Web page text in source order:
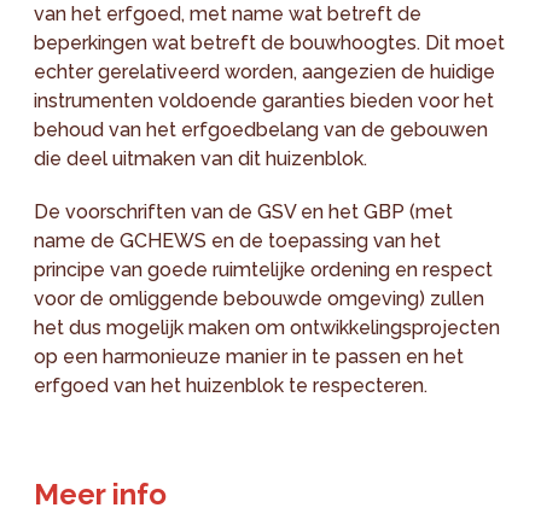
van het erfgoed, met name wat betreft de
beperkingen wat betreft de bouwhoogtes. Dit moet
echter gerelativeerd worden, aangezien de huidige
instrumenten voldoende garanties bieden voor het
behoud van het erfgoedbelang van de gebouwen
die deel uitmaken van dit huizenblok.
De voorschriften van de GSV en het GBP (met
name de GCHEWS en de toepassing van het
principe van goede ruimtelijke ordening en respect
voor de omliggende bebouwde omgeving) zullen
het dus mogelijk maken om ontwikkelingsprojecten
op een harmonieuze manier in te passen en het
erfgoed van het huizenblok te respecteren.
Meer info